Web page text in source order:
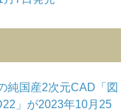
純国産2次元CAD「図
」が2023年10月25